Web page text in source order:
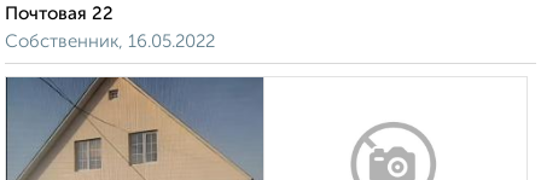
Почтовая 22
Собственник, 16.05.2022